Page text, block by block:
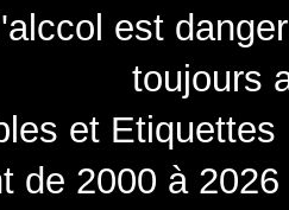
est
toujours
et
de 2000 à